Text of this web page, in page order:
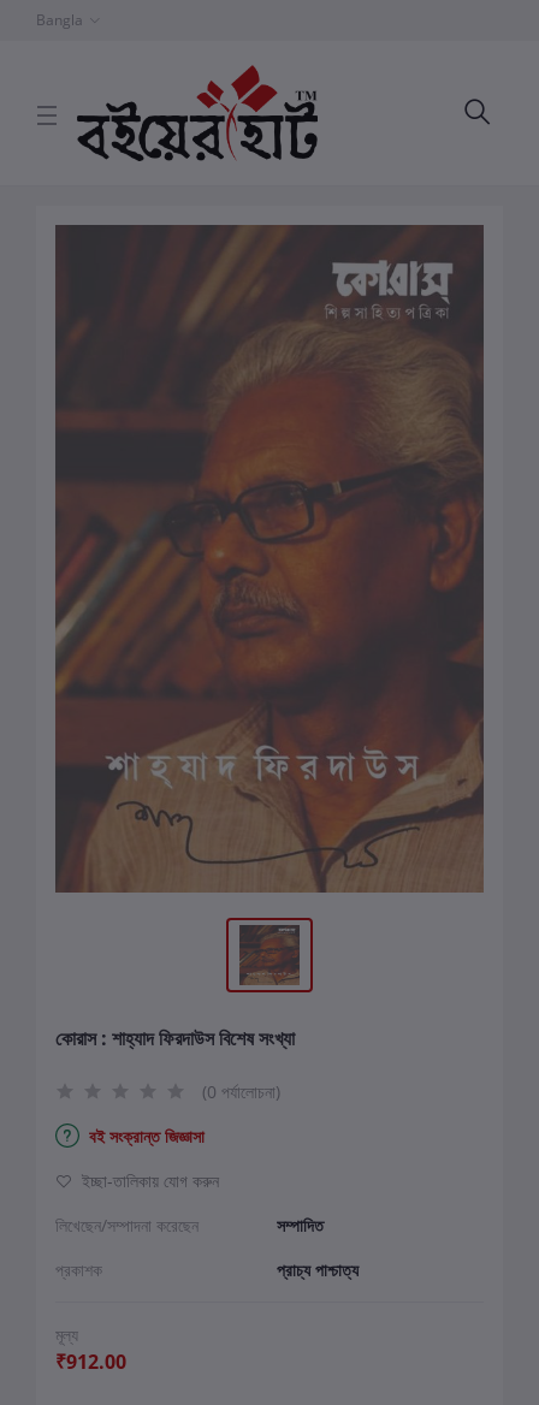
Bangla
কোরাস : শাহ্‌যাদ ফিরদাউস বিশেষ সংখ্যা
(0 পর্যালোচনা)
বই সংক্রান্ত জিজ্ঞাসা
ইচ্ছা-তালিকায় যোগ করুন
লিখেছেন/সম্পাদনা করেছেন
সম্পাদিত
প্রকাশক
প্রাচ্য পাশ্চাত্য
মূল্য
₹912.00